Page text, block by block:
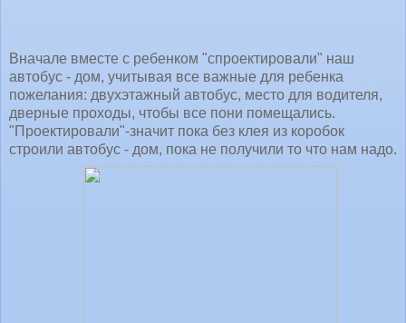
Вначале вместе с ребенком "спроектировали" наш
автобус - дом, учитывая все важные для ребенка
пожелания: двухэтажный автобус, место для водителя,
дверные проходы, чтобы все пони помещались.
"Проектировали"-значит пока без клея из коробок
строили автобус - дом, пока не получили то что нам надо.